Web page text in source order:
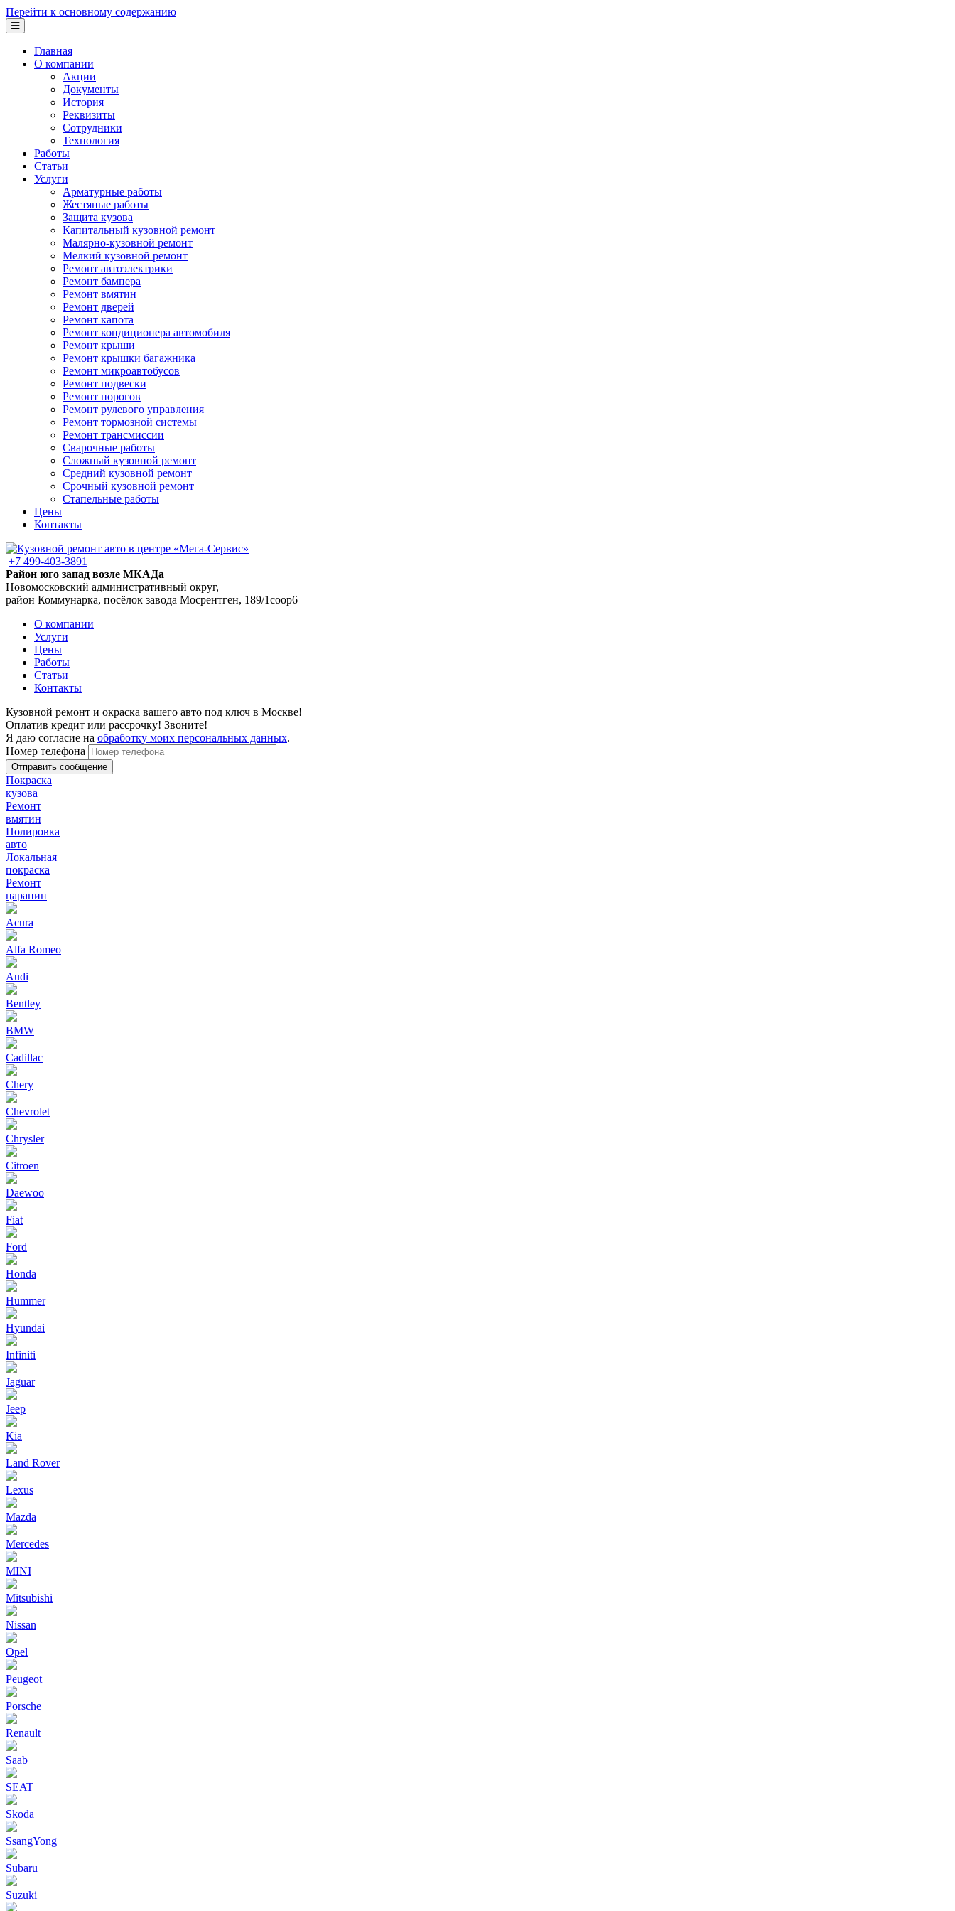
Перейти к основному содержанию
Главная
О компании
Акции
Документы
История
Реквизиты
Сотрудники
Технология
Работы
Статьи
Услуги
Арматурные работы
Жестяные работы
Защита кузова
Капитальный кузовной ремонт
Малярно-кузовной ремонт
Мелкий кузовной ремонт
Ремонт автоэлектрики
Ремонт бампера
Ремонт вмятин
Ремонт дверей
Ремонт капота
Ремонт кондиционера автомобиля
Ремонт крыши
Ремонт крышки багажника
Ремонт микроавтобусов
Ремонт подвески
Ремонт порогов
Ремонт рулевого управления
Ремонт тормозной системы
Ремонт трансмиссии
Сварочные работы
Сложный кузовной ремонт
Средний кузовной ремонт
Срочный кузовной ремонт
Стапельные работы
Цены
Контакты
+7 499-403-3891
Район юго запад возле МКАДа
Новомосковский административный округ,
район Коммунарка, посёлок завода Мосрентген, 189/1соор6
О компании
Услуги
Цены
Работы
Статьи
Контакты
Кузовной ремонт и окраска вашего авто под ключ в Москве!
Оплатив кредит или рассрочку! Звоните!
Я даю согласие на обработку моих персональных данных.
Номер телефона
Покраска
кузова
Ремонт
вмятин
Полировка
авто
Локальная
покраска
Ремонт
царапин
Acura
Alfa Romeo
Audi
Bentley
BMW
Cadillac
Chery
Chevrolet
Chrysler
Citroen
Daewoo
Fiat
Ford
Honda
Hummer
Hyundai
Infiniti
Jaguar
Jeep
Kia
Land Rover
Lexus
Mazda
Mercedes
MINI
Mitsubishi
Nissan
Opel
Peugeot
Porsche
Renault
Saab
SEAT
Skoda
SsangYong
Subaru
Suzuki